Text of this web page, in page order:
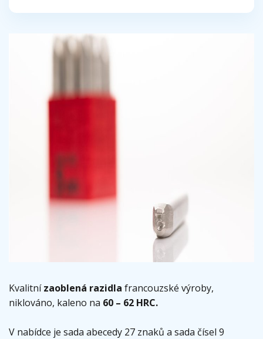
Kvalitnízaoblená razidla francouzské výroby,
niklováno, kaleno na 60 – 62 HRC.
V nabídce je sada abecedy 27 znaků a sada čísel 9